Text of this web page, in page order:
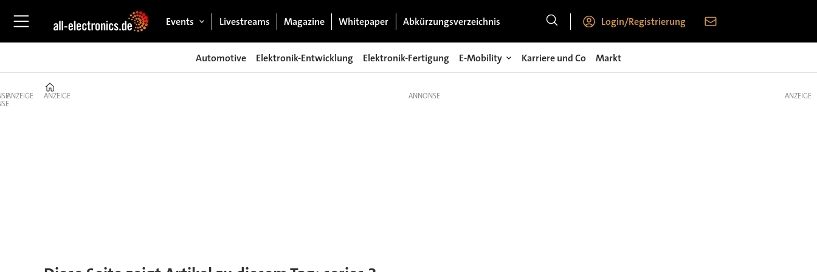
Events Livestreams Magazine Whitepaper Abkürzungsverzeichnis Login/Registrierung
Automotive Elektronik-Entwicklung Elektronik-Fertigung E-Mobility Karriere und Co Markt
ANZEIGE ANZEIGE ANZEIGE